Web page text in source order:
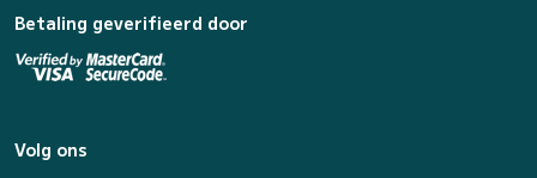
Betaling geverifieerd door
Volg ons